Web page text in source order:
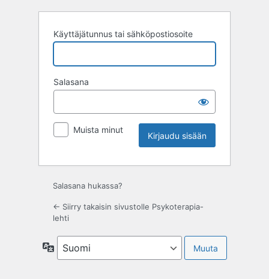
Käyttäjätunnus tai sähköpostiosoite
Salasana
Muista minut
Salasana hukassa?
← Siirry takaisin sivustolle Psykoterapia-
lehti
Kieli